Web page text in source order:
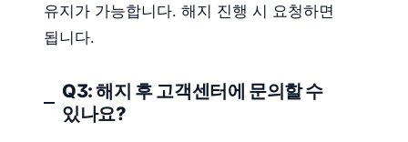
유지가 가능합니다. 해지 진행 시 요청하면
됩니다.
Q3: 해지 후 고객센터에 문의할 수
있나요?